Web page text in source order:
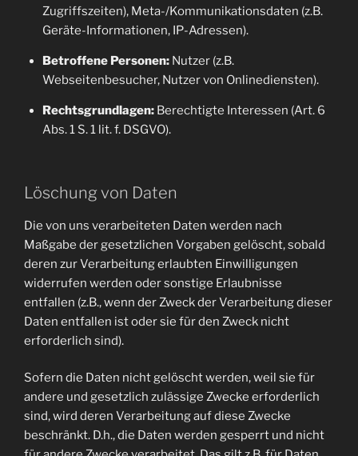
Zugriffszeiten), Meta-/Kommunikationsdaten (z.B.
Geräte-Informationen, IP-Adressen).
Betroffene Personen:Nutzer (z.B.
Webseitenbesucher, Nutzer von Onlinediensten).
Rechtsgrundlagen:Berechtigte Interessen (Art. 6
Abs. 1 S. 1 lit. f. DSGVO).
Löschung von Daten
Die von uns verarbeiteten Daten werden nach
Maßgabe der gesetzlichen Vorgaben gelöscht, sobald
deren zur Verarbeitung erlaubten Einwilligungen
widerrufen werden oder sonstige Erlaubnisse
entfallen (z.B., wenn der Zweck der Verarbeitung dieser
Daten entfallen ist oder sie für den Zweck nicht
erforderlich sind).
Sofern die Daten nicht gelöscht werden, weil sie für
andere und gesetzlich zulässige Zwecke erforderlich
sind, wird deren Verarbeitung auf diese Zwecke
beschränkt. D.h., die Daten werden gesperrt und nicht